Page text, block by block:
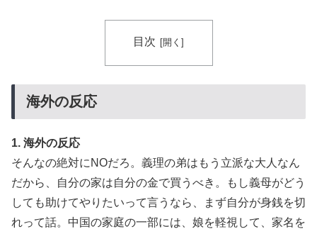
目次
海外の反応
1. 海外の反応
そんなの絶対にNOだろ。義理の弟はもう立派な大人なん
だから、自分の家は自分の金で買うべき。もし義母がどう
しても助けてやりたいって言うなら、まず自分が身銭を切
れって話。中国の家庭の一部には、娘を軽視して、家名を